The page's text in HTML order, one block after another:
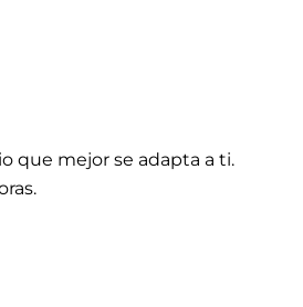
que mejor se adapta a ti.